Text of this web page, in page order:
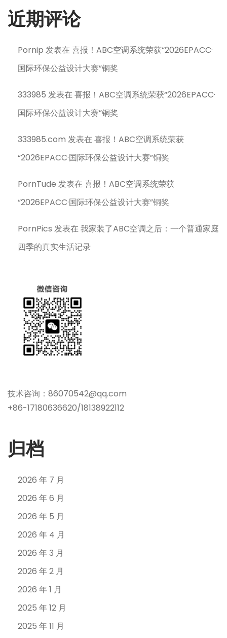
近期评论
Pornip 发表在喜报！ABC空调系统荣获“2026EPACC·
国际环保公益设计大赛”铜奖
333985 发表在喜报！ABC空调系统荣获“2026EPACC·
国际环保公益设计大赛”铜奖
333985.com 发表在喜报！ABC空调系统荣获
“2026EPACC·国际环保公益设计大赛”铜奖
PornTude 发表在喜报！ABC空调系统荣获
“2026EPACC·国际环保公益设计大赛”铜奖
PornPics 发表在我家装了ABC空调之后：一个普通家庭
四季的真实生活记录
技术咨询：86070542@qq.com
+86-17180636620/18138922112
归档
2026 年 7 月
2026 年 6 月
2026 年 5 月
2026 年 4 月
2026 年 3 月
2026 年 2 月
2026 年 1 月
2025 年 12 月
2025 年 11 月